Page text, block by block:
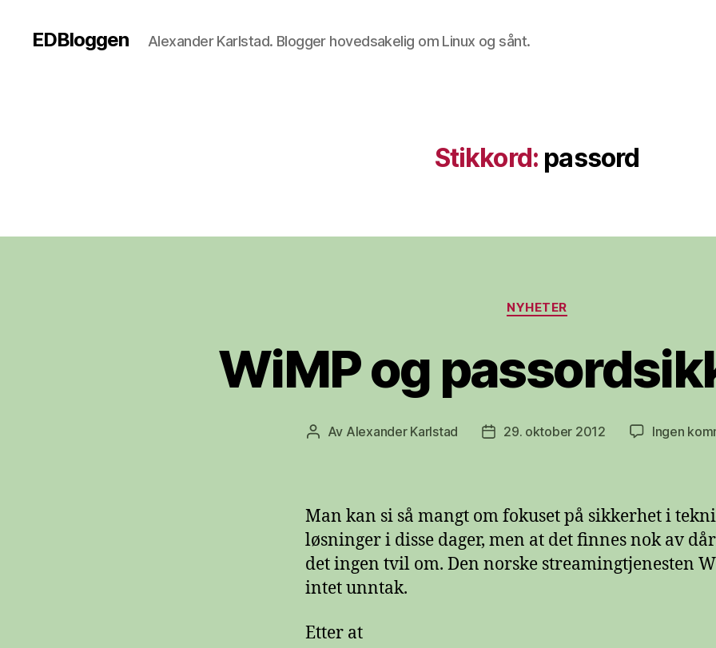
EDBloggen Alexander Karlstad. Blogger hovedsakelig om Linux og sånt.
Stikkord: passord
Kategorier
NYHETER
WiMP og
Innleggsforfatter
Av Alexander Karlstad Publiseringsdato
29. oktober 2012 Ingen
Man kan si så mangt om fokuset på sikkerhet i
løsninger i disse dager, men at det finnes nok av
det ingen tvil om. Den norske streamingtjenesten
intet unntak.
Etter at